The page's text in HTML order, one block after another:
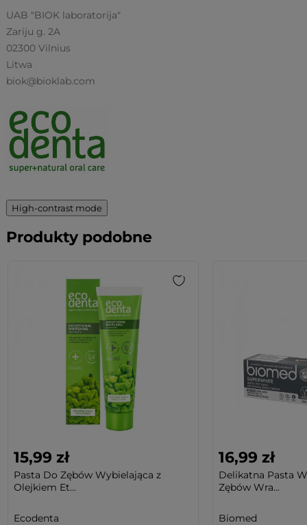
UAB "BIOK laboratorija"
Zariju g. 2A
02300 Vilnius
Litwa
biok@bioklab.com
High-contrast mode
Produkty podobne
15,99 zł
Pasta Do Zębów Wybielająca z
Olejkiem Et...
Ecodenta
16,99 zł
Delikatna Pasta
Zębów Wra...
Biomed